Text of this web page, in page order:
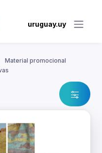
uruguay.uy
Material promocional